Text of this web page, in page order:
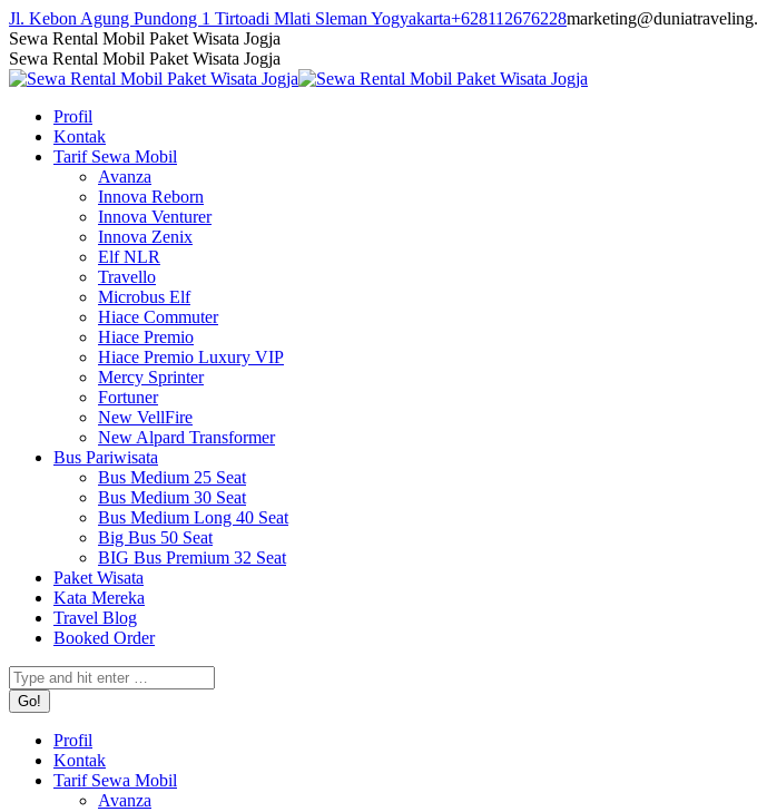
Skip
to
content
Jl. Kebon Agung Pundong 1 Tirtoadi Mlati Sleman Yogyakarta+628112676228
Facebook
page
opens
new
window
Twitter
page
opens
new
window
Instagram
page
opens
new
window
YouTube
page
opens
new
window
Sewa Rental Mobil Paket Wisata Jogja
Sewa Rental Mobil Paket Wisata Jogja
Profil
Kontak
Tarif Sewa Mobil
Avanza
Innova Reborn
Innova Venturer
Innova Zenix
Elf NLR
Travello
Microbus Elf
Hiace Commuter
Hiace Premio
Hiace Premio Luxury VIP
Mercy Sprinter
Fortuner
New VellFire
New Alpard Transformer
Bus Pariwisata
Bus Medium 25 Seat
Bus Medium 30 Seat
Bus Medium Long 40 Seat
Big Bus 50 Seat
BIG Bus Premium 32 Seat
Paket Wisata
Kata Mereka
Travel Blog
Booked Order
Search:
Profil
Kontak
Tarif Sewa Mobil
Avanza